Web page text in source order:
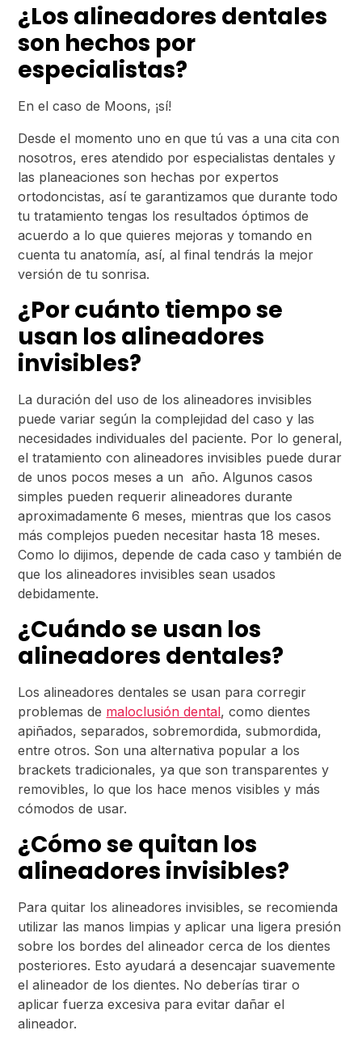
¿Los alineadores dentales
son hechos por
especialistas?
En el caso de Moons, ¡sí!
Desde el momento uno en que tú vas a una cita con
nosotros, eres atendido por especialistas dentales y
las planeaciones son hechas por expertos
ortodoncistas, así te garantizamos que durante todo
tu tratamiento tengas los resultados óptimos de
acuerdo a lo que quieres mejoras y tomando en
cuenta tu anatomía, así, al final tendrás la mejor
versión de tu sonrisa.
¿Por cuánto tiempo se
usan los alineadores
invisibles?
La duración del uso de los alineadores invisibles
puede variar según la complejidad del caso y las
necesidades individuales del paciente. Por lo general,
el tratamiento con alineadores invisibles puede durar
de unos pocos meses a un año. Algunos casos
simples pueden requerir alineadores durante
aproximadamente 6 meses, mientras que los casos
más complejos pueden necesitar hasta 18 meses.
Como lo dijimos, depende de cada caso y también de
que los alineadores invisibles sean usados
debidamente.
¿Cuándo se usan los
alineadores dentales?
Los alineadores dentales se usan para corregir
problemas de maloclusión dental, como dientes
apiñados, separados, sobremordida, submordida,
entre otros. Son una alternativa popular a los
brackets tradicionales, ya que son transparentes y
removibles, lo que los hace menos visibles y más
cómodos de usar.
¿Cómo se quitan los
alineadores invisibles?
Para quitar los alineadores invisibles, se recomienda
utilizar las manos limpias y aplicar una ligera presión
sobre los bordes del alineador cerca de los dientes
posteriores. Esto ayudará a desencajar suavemente
el alineador de los dientes. No deberías tirar o
aplicar fuerza excesiva para evitar dañar el
alineador.